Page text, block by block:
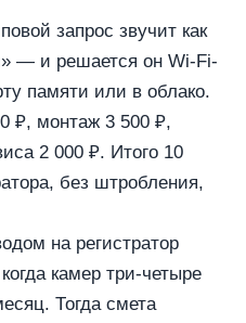
запрос звучит как
— и решается он Wi‑Fi-
памяти или в облако.
₽, монтаж 3 500 ₽,
2 000 ₽. Итого 10
без штробления,
на регистратор
камер три-четыре
Тогда смета